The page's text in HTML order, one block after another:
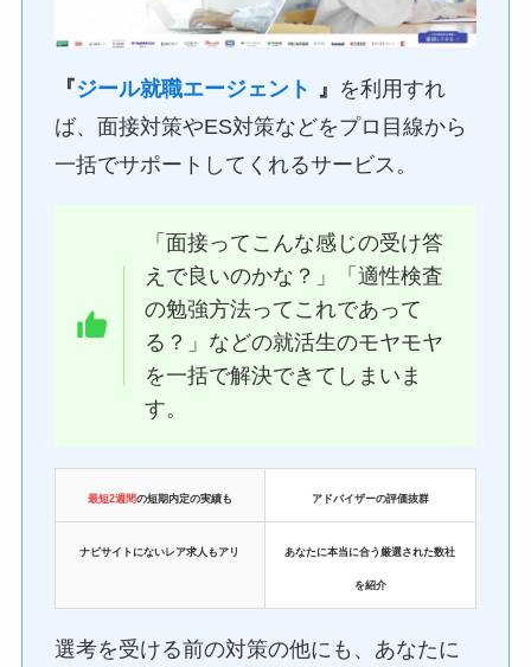
『ジール就職エージェント 』 を利用すれ
ば、面接対策やES対策などをプロ目線から
一括でサポートしてくれるサービス。
「面接ってこんな感じの受け答
えで良いのかな？」「適性検査
の勉強方法ってこれであって
る？」などの就活生のモヤモヤ
を一括で解決できてしまいま
す。
最短2週間の短期内定の実績も アドバイザーの評価抜群
ナビサイトにないレア求人もアリ あなたに本当に合う厳選された数社
を紹介
選考を受ける前の対策の他にも、あなたに